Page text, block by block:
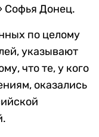
Софья Донец.
по целому
указывают
что те, у кого
оказались